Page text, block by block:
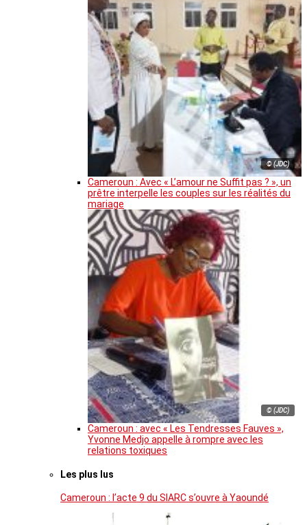
© (JDC)
Cameroun : Avec « L’amour ne Suffit pas ? », un
prêtre interpelle les couples sur les réalités du
mariage
© (JDC)
Cameroun : avec « Les Tendresses Fauves »,
Yvonne Medjo appelle à rompre avec les
relations toxiques
Les plus lus
Cameroun : l’acte 9 du SIARC s’ouvre à Yaoundé